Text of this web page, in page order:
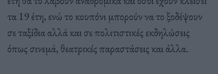
τα 19 έτη, ενώ το κουπόνι μπορούν να το ξοδέψουν
σε ταξίδια αλλά και σε πολιτιστικές εκδηλώσεις
όπως σινεμά, θεατρικές παραστάσεις και άλλα.